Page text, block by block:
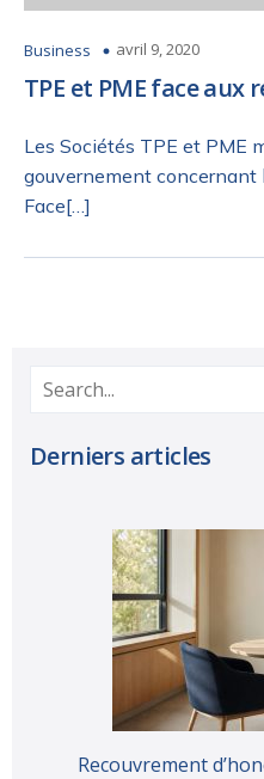
Business avril 9, 2020
TPE et PME face
Les Sociétés TPE et PME
gouvernement concernant
Face[…]
Derniers articles
Recouvrement